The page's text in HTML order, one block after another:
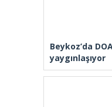
yaygınlaşıyor